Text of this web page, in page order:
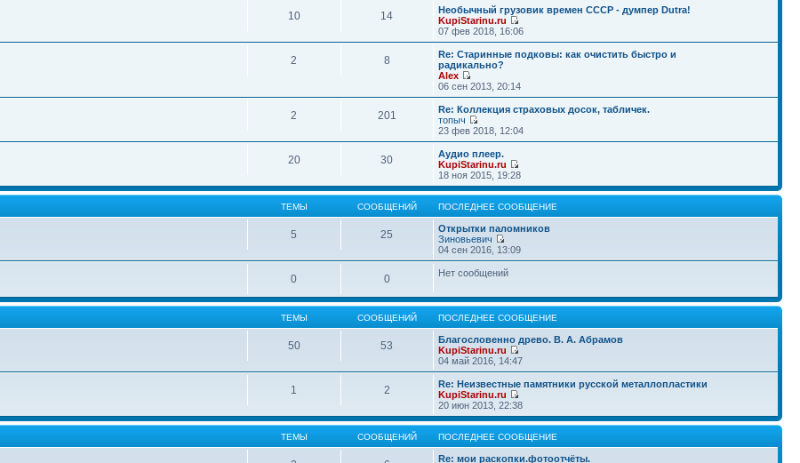
10 14
Необычный грузовик времен СССР - думпер Dutra!
KupiStarinu.ru
07 фев 2018, 16:06
2 8
Re: Старинные подковы: как очистить быстро и
радикально?
Alex
06 сен 2013, 20:14
2 201
Re: Коллекция страховых досок, табличек.
топыч
23 фев 2018, 12:04
20 30
Аудио плеер.
KupiStarinu.ru
18 ноя 2015, 19:28
ТЕМЫ СООБЩЕНИЙ ПОСЛЕДНЕЕ СООБЩЕНИЕ
5 25
Открытки паломников
Зиновьевич
04 сен 2016, 13:09
0 0 Нет сообщений
ТЕМЫ СООБЩЕНИЙ ПОСЛЕДНЕЕ СООБЩЕНИЕ
50 53
Благословенно древо. В. А. Абрамов
KupiStarinu.ru
04 май 2016, 14:47
1 2
Re: Неизвестные памятники русской металлопластики
KupiStarinu.ru
20 июн 2013, 22:38
ТЕМЫ СООБЩЕНИЙ ПОСЛЕДНЕЕ СООБЩЕНИЕ
Re: мои раскопки.фотоотчёты.